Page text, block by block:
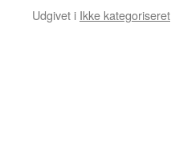
Udgivet i Ikke kategoriseret